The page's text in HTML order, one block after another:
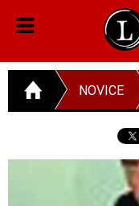
NOVICE